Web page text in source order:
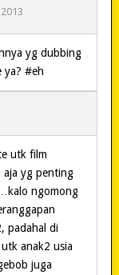
yg dubbing
ya? #eh
utk film
aja yg penting
ngomong
padahal di
anak2 usia
juga